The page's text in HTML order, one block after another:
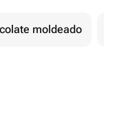
moldeado